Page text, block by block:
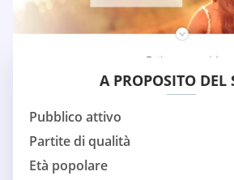
A PROPOSITO DEL
Pubblico attivo
Partite di qualità
Età popolare